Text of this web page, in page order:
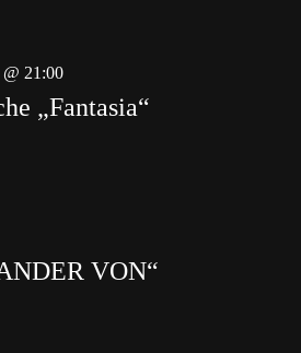
21:00
„Fantasia“
VON“